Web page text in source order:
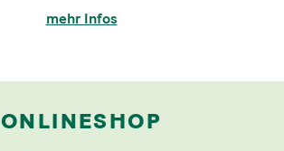
mehr Infos
ONLINESHOP